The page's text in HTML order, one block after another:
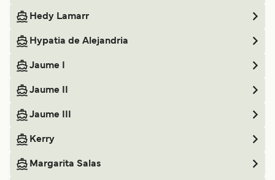
Hedy Lamarr
Hypatia de Alejandria
Jaume I
Jaume II
Jaume III
Kerry
Margarita Salas